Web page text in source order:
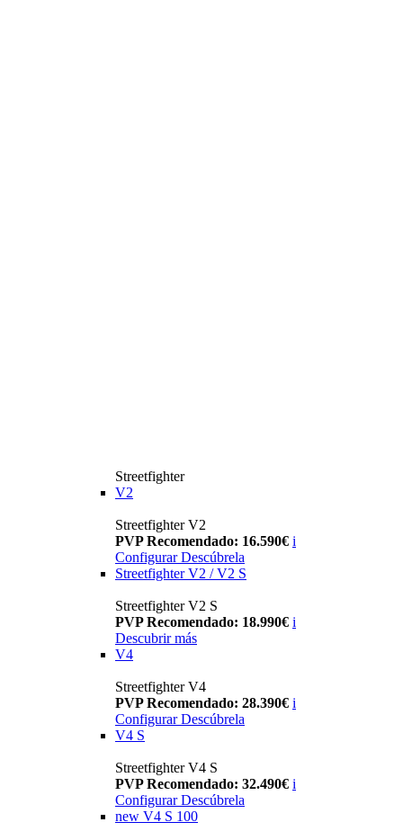
Streetfighter
V2
Streetfighter V2
PVP Recomendado: 16.590€ i
Configurar Descúbrela
Streetfighter V2 / V2 S
Streetfighter V2 S
PVP Recomendado: 18.990€ i
Descubrir más
V4
Streetfighter V4
PVP Recomendado: 28.390€ i
Configurar Descúbrela
V4 S
Streetfighter V4 S
PVP Recomendado: 32.490€ i
Configurar Descúbrela
new V4 S 100